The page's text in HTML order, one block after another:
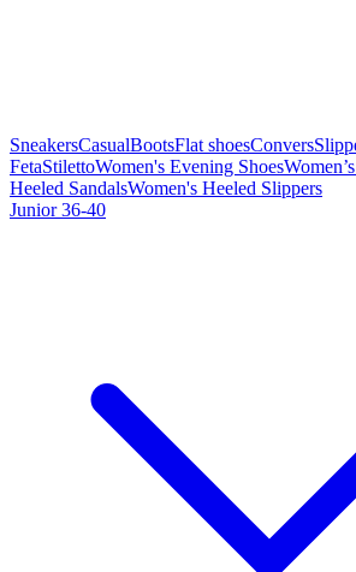
SneakersCasualBootsFlat shoesConvers
FetaStilettoWomen's Evening Shoes
Heeled SandalsWomen's Heeled Slippers
Junior 36-40